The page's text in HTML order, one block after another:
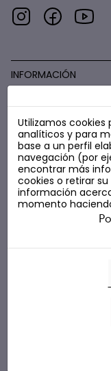
INFORMACIÓN
COSMÉTICA LOW
© Marta Masi.
Utilizamos cookies
analíticos y para
base a un perfil
navegación (por
encontrar más
cookies o retirar
información
momento